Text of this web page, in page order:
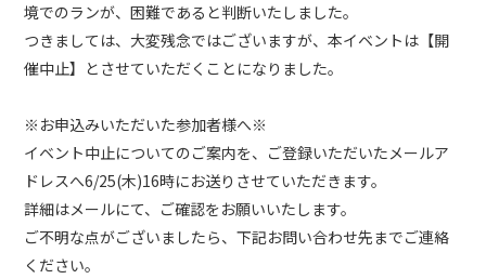
境でのランが、困難であると判断いたしました。
つきましては、大変残念ではございますが、本イベントは【開
催中止】とさせていただくことになりました。
※お申込みいただいた参加者様へ※
イベント中止についてのご案内を、ご登録いただいたメールア
ドレスへ6/25(木)16時にお送りさせていただきます。
詳細はメールにて、ご確認をお願いいたします。
ご不明な点がございましたら、下記お問い合わせ先までご連絡
ください。